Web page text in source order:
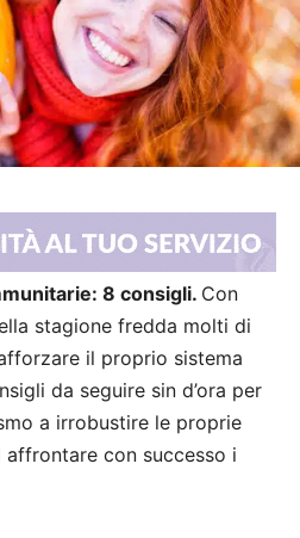
8 consigli. Con
stagione fredda molti di
il proprio sistema
da seguire sin d’ora per
a irrobustire le proprie
con successo i